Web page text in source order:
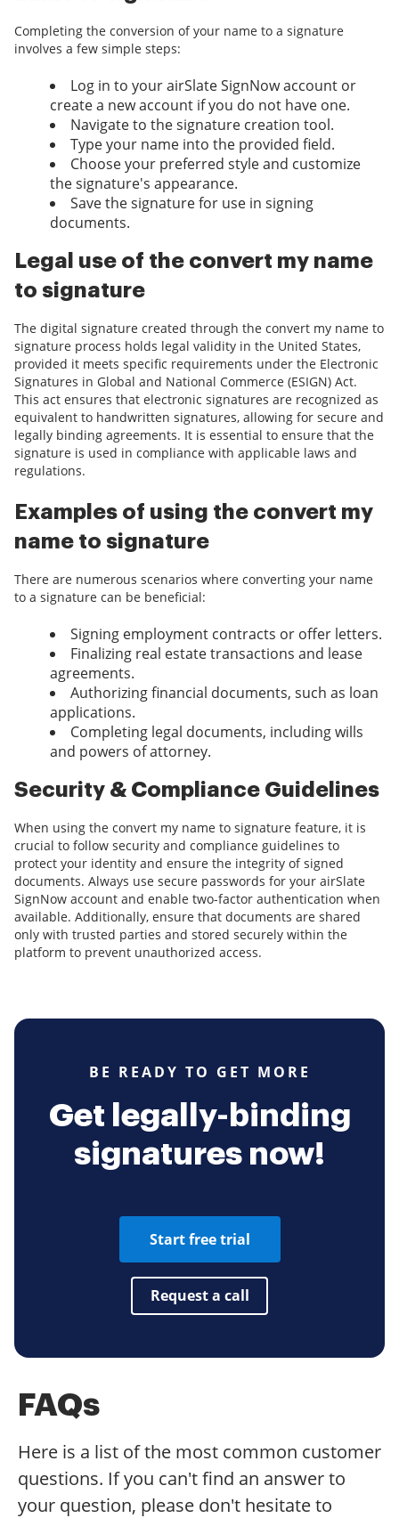
Completing the conversion of your name to a signature
involves a few simple steps:
Log in to your airSlate SignNow account or
create a new account if you do not have one.
Navigate to the signature creation tool.
Type your name into the provided field.
Choose your preferred style and customize
the signature's appearance.
Save the signature for use in signing
documents.
Legal use of the convert my name
to signature
The digital signature created through the convert my name to
signature process holds legal validity in the United States,
provided it meets specific requirements under the Electronic
Signatures in Global and National Commerce (ESIGN) Act.
This act ensures that electronic signatures are recognized as
equivalent to handwritten signatures, allowing for secure and
legally binding agreements. It is essential to ensure that the
signature is used in compliance with applicable laws and
regulations.
Examples of using the convert my
name to signature
There are numerous scenarios where converting your name
to a signature can be beneficial:
Signing employment contracts or offer letters.
Finalizing real estate transactions and lease
agreements.
Authorizing financial documents, such as loan
applications.
Completing legal documents, including wills
and powers of attorney.
Security & Compliance Guidelines
When using the convert my name to signature feature, it is
crucial to follow security and compliance guidelines to
protect your identity and ensure the integrity of signed
documents. Always use secure passwords for your airSlate
SignNow account and enable two-factor authentication when
available. Additionally, ensure that documents are shared
only with trusted parties and stored securely within the
platform to prevent unauthorized access.
BE READY TO GET MORE
Get legally-binding
signatures now!
Start free trial
Request a call
FAQs
Here is a list of the most common customer
questions. If you can't find an answer to
your question, please don't hesitate to